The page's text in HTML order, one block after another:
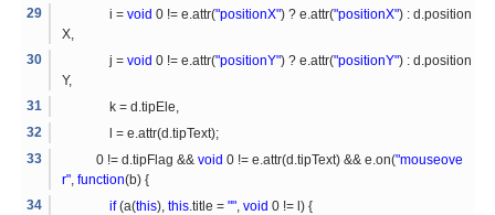
i =void 0 != e.attr("positionX") ? e.attr("positionX") : d.position
X,
j =void 0 != e.attr("positionY") ? e.attr("positionY") : d.position
Y,
k = d.tipEle,
l = e.attr(d.tipText);
0 != d.tipFlag &&void 0 != e.attr(d.tipText) && e.on("mouseove
r",function(b) {
if(a(this),this .title ="" ,void 0 != l) {